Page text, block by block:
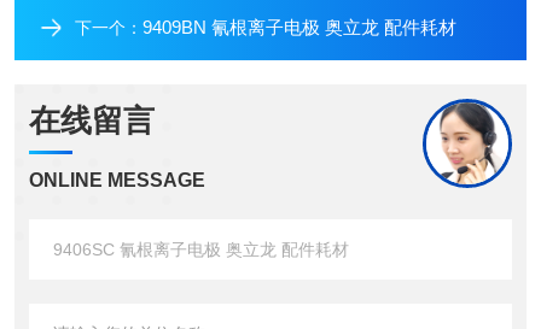
下一个： 9409BN 氰根离子电极 奥立龙 配件耗材
在线留言
ONLINE MESSAGE